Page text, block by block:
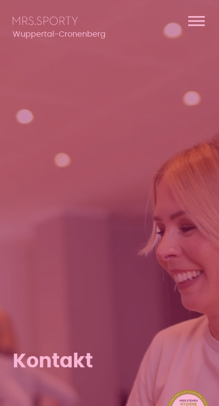
Wuppertal-Cronenberg
Kontakt